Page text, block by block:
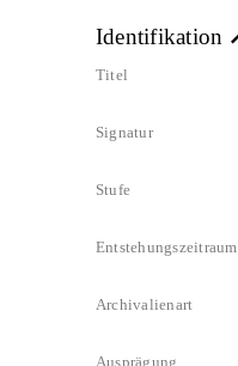
Identifikation
Titel
Signatur
Stufe
Entstehungszeitraum
Archivalienart
Ausprägung